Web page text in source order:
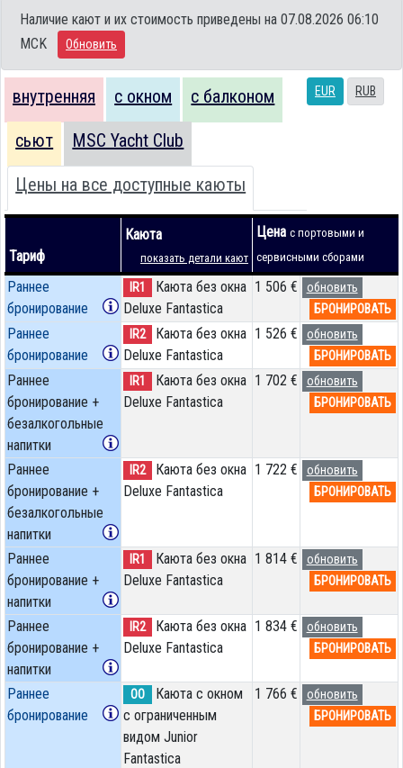
Наличие кают и их стоимость приведены на 07.08.2026 06:10
MCK
Обновить
EUR RUB
внутренняя с окном с балконом
сьют MSC Yacht Club
Цены на все доступные каюты
Тариф
Каюта
показать детали кают
Цена с портовыми и
сервисными сборами
Раннее
бронирование
IR1
Каюта без окна
Deluxe Fantastica
1 506 €
обновить
БРОНИРОВАТЬ
Раннее
бронирование
IR2
Каюта без окна
Deluxe Fantastica
1 526 €
обновить
БРОНИРОВАТЬ
Раннее
бронирование +
безалкогольные
напитки
IR1
Каюта без окна
Deluxe Fantastica
1 702 €
обновить
БРОНИРОВАТЬ
Раннее
бронирование +
безалкогольные
напитки
IR2
Каюта без окна
Deluxe Fantastica
1 722 €
обновить
БРОНИРОВАТЬ
Раннее
бронирование +
напитки
IR1
Каюта без окна
Deluxe Fantastica
1 814 €
обновить
БРОНИРОВАТЬ
Раннее
бронирование +
напитки
IR2
Каюта без окна
Deluxe Fantastica
1 834 €
обновить
БРОНИРОВАТЬ
Раннее
бронирование
OO
Каюта с окном
с ограниченным
видом Junior
Fantastica
1 766 €
обновить
БРОНИРОВАТЬ